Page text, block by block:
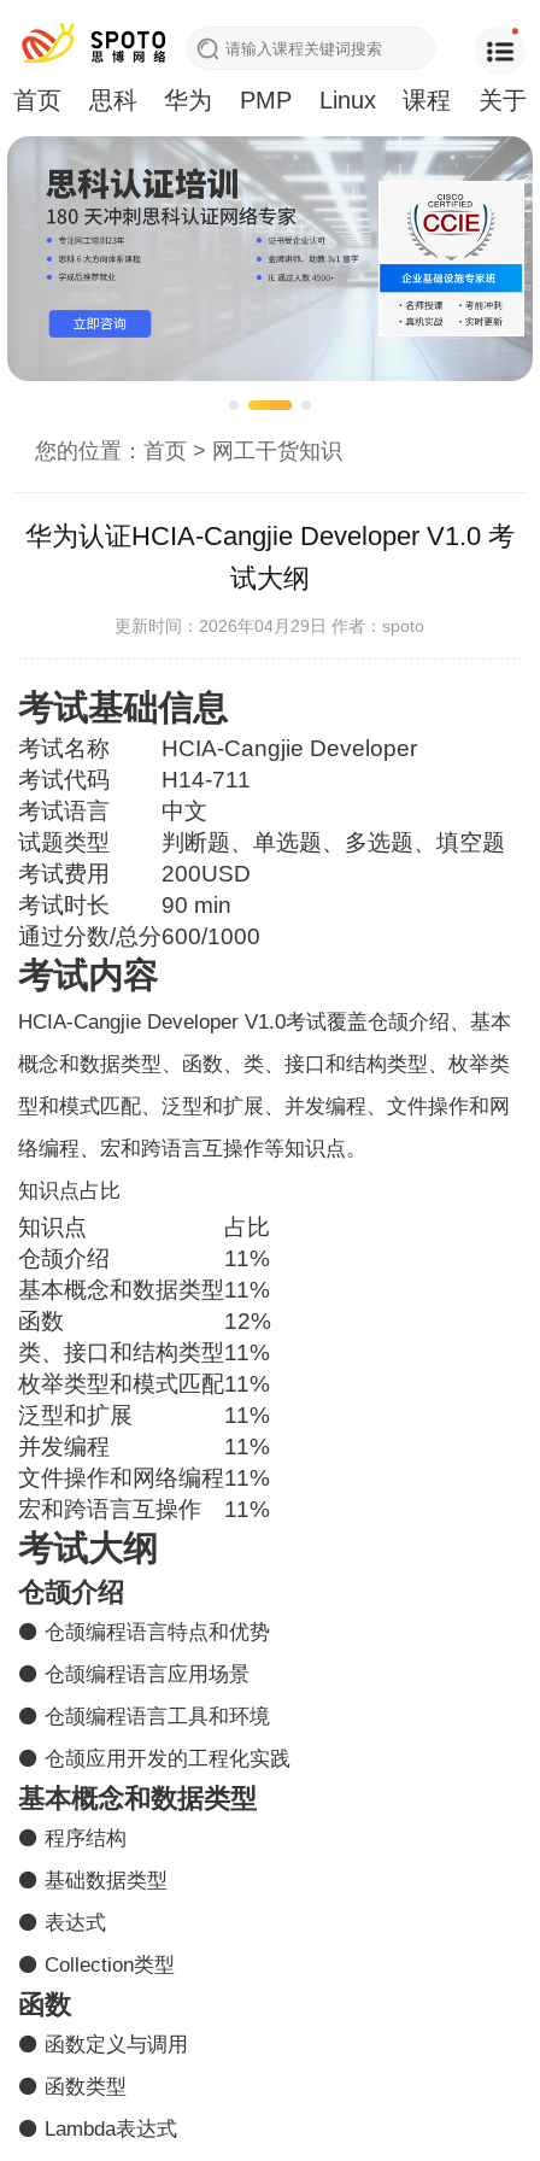
首页 思科 华为 PMP Linux 课程 关于
您的位置：首页 > 网工干货知识
华为认证HCIA-Cangjie Developer V1.0 考
试大纲
更新时间：2026年04月29日作者：spoto
考试基础信息
考试名称
HCIA-Cangjie Developer
考试代码
H14-711
考试语言
中文
试题类型
判断题、单选题、多选题、填空题
考试费用
200USD
考试时长
90 min
通过分数/总分600/1000
考试内容
HCIA-Cangjie Developer V1.0考试覆盖仓颉介绍、基本
概念和数据类型、函数、类、接口和结构类型、枚举类
型和模式匹配、泛型和扩展、并发编程、文件操作和网
络编程、宏和跨语言互操作等知识点。
知识点占比
知识点
占比
仓颉介绍
11%
基本概念和数据类型11%
函数
12%
类、接口和结构类型11%
枚举类型和模式匹配11%
泛型和扩展
11%
并发编程
11%
文件操作和网络编程11%
宏和跨语言互操作
11%
考试大纲
仓颉介绍
⚫ 仓颉编程语言特点和优势
⚫ 仓颉编程语言应用场景
⚫ 仓颉编程语言工具和环境
⚫ 仓颉应用开发的工程化实践
基本概念和数据类型
⚫ 程序结构
⚫ 基础数据类型
⚫ 表达式
⚫ Collection类型
函数
⚫ 函数定义与调用
⚫ 函数类型
⚫ Lambda表达式